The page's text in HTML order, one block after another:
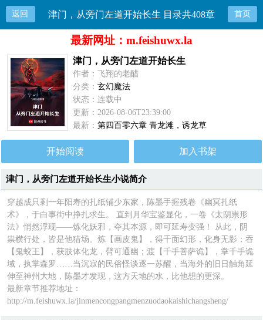
返回 津门，从旁门左道开始长生 目录共408章 首页
最新网址：m.feishuwx.la
津门，从旁门左道开始长生
作者：飞翔的老醋
分类：玄幻魔法
状态：连载中
更新：2026-08-06T23:39:00
最新：第四百零六章 青龙滩，诱龙草
开始阅读 加入书架
津门，从旁门左道开始长生小说简介
穿越成只剩一年阳寿的扎纸铺少东家，陈墨手握残卷《幽冥扎纸
术》，于白事街中挣扎求生。 直到月华宝鉴显化，一卷《太阴祟形
法》悄然浮现——炼化妖邪，夺其本源，即可延寿变强！ 从此，阴
祟横行处，皆是他猎场。炼【画皮鬼】，得千面幻形，化身无影；吞
【鬼蛟王】，获肢体化龙，臂可通幽；渡【千手菩萨诡】，掌千手诡
域，执掌森罗……当沉寂的民俗怪谈逐一苏醒，当海外的旧日触角延
伸至神州大地，陈墨才发现，这方天地的水，比他想的更深。
最新章节推荐地址：
http://m.feishuwx.la/jinmencongpangmenzuodaokaishichangsheng/